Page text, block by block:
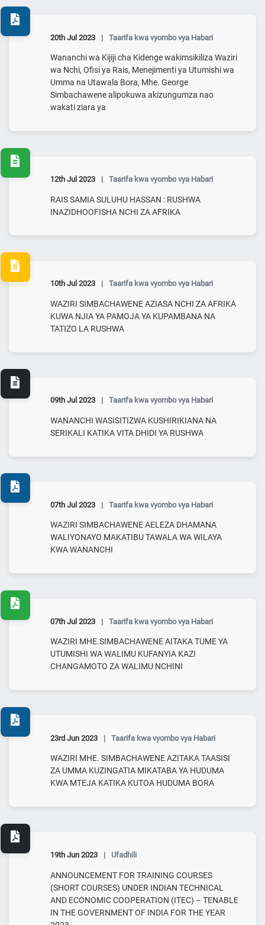
20th Jul 2023 | Taarifa kwa vyombo vya Habari
Wananchi wa Kijiji cha Kidenge wakimsikiliza Waziri
wa Nchi, Ofisi ya Rais, Menejimenti ya Utumishi wa
Umma na Utawala Bora, Mhe. George
Simbachawene alipokuwa akizungumza nao
wakati ziara ya
12th Jul 2023 | Taarifa kwa vyombo vya Habari
RAIS SAMIA SULUHU HASSAN : RUSHWA
INAZIDHOOFISHA NCHI ZA AFRIKA
10th Jul 2023 | Taarifa kwa vyombo vya Habari
WAZIRI SIMBACHAWENE AZIASA NCHI ZA AFRIKA
KUWA NJIA YA PAMOJA YA KUPAMBANA NA
TATIZO LA RUSHWA
09th Jul 2023 | Taarifa kwa vyombo vya Habari
WANANCHI WASISITIZWA KUSHIRIKIANA NA
SERIKALI KATIKA VITA DHIDI YA RUSHWA
07th Jul 2023 | Taarifa kwa vyombo vya Habari
WAZIRI SIMBACHAWENE AELEZA DHAMANA
WALIYONAYO MAKATIBU TAWALA WA WILAYA
KWA WANANCHI
07th Jul 2023 | Taarifa kwa vyombo vya Habari
WAZIRI MHE.SIMBACHAWENE AITAKA TUME YA
UTUMISHI WA WALIMU KUFANYIA KAZI
CHANGAMOTO ZA WALIMU NCHINI
23rd Jun 2023 | Taarifa kwa vyombo vya Habari
WAZIRI MHE. SIMBACHAWENE AZITAKA TAASISI
ZA UMMA KUZINGATIA MIKATABA YA HUDUMA
KWA MTEJA KATIKA KUTOA HUDUMA BORA
19th Jun 2023 | Ufadhili
ANNOUNCEMENT FOR TRAINING COURSES
(SHORT COURSES) UNDER INDIAN TECHNICAL
AND ECONOMIC COOPERATION (ITEC) – TENABLE
IN THE GOVERNMENT OF INDIA FOR THE YEAR